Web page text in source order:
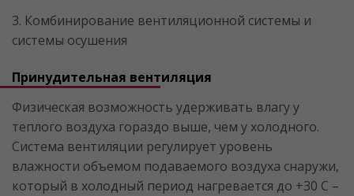
3. Комбинирование вентиляционной системы и
системы осушения
Принудительная вентиляция
Физическая возможность удерживать влагу у
теплого воздуха гораздо выше, чем у холодного.
Система вентиляции регулирует уровень
влажности объемом подаваемого воздуха снаружи,
который в холодный период нагревается до +30 С –